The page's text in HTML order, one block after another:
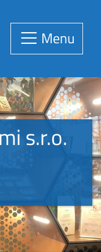
Menu
s.r.o.